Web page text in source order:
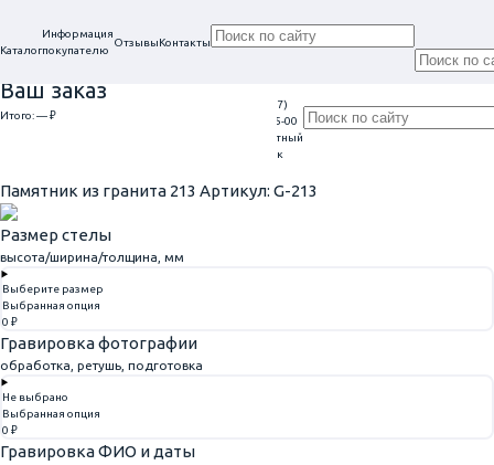
Каталог
Информация
покупателю
ОтзывыКонтакты
Ваш заказ
Итого:— ₽
Проконсультируем
+7 (917)
113-05-00
Обратный
звонок
Памятник из гранита 213 Артикул: G-213
Размер стелы
высота/ширина/толщина, мм
Выберите размер
Выбранная опция
0 ₽
Гравировка фотографии
обработка, ретушь, подготовка
Не выбрано
Выбранная опция
0 ₽
Гравировка ФИО и даты